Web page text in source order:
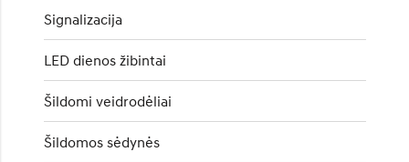
Signalizacija
LED dienos žibintai
Šildomi veidrodėliai
Šildomos sėdynės